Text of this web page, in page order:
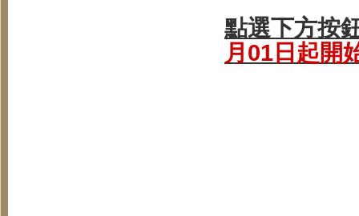
點選下方按
月01日起開